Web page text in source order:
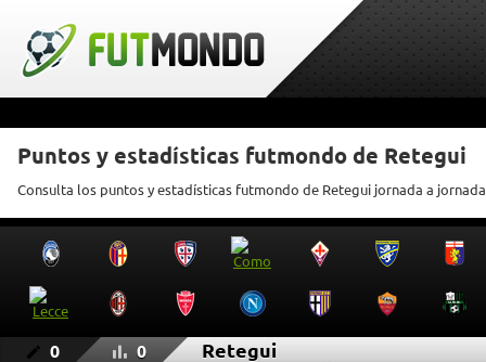
Puntos y estadísticas futmondo de Retegui
Consulta los puntos y estadísticas futmondo de Retegui jornada a jornada
0 0 Retegui